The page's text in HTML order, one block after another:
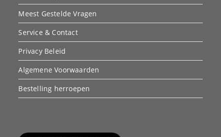
Meest Gestelde Vragen
Service & Contact
Privacy Beleid
Algemene Voorwaarden
Bestelling herroepen